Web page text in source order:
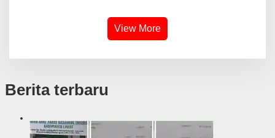
View More
Berita terbaru